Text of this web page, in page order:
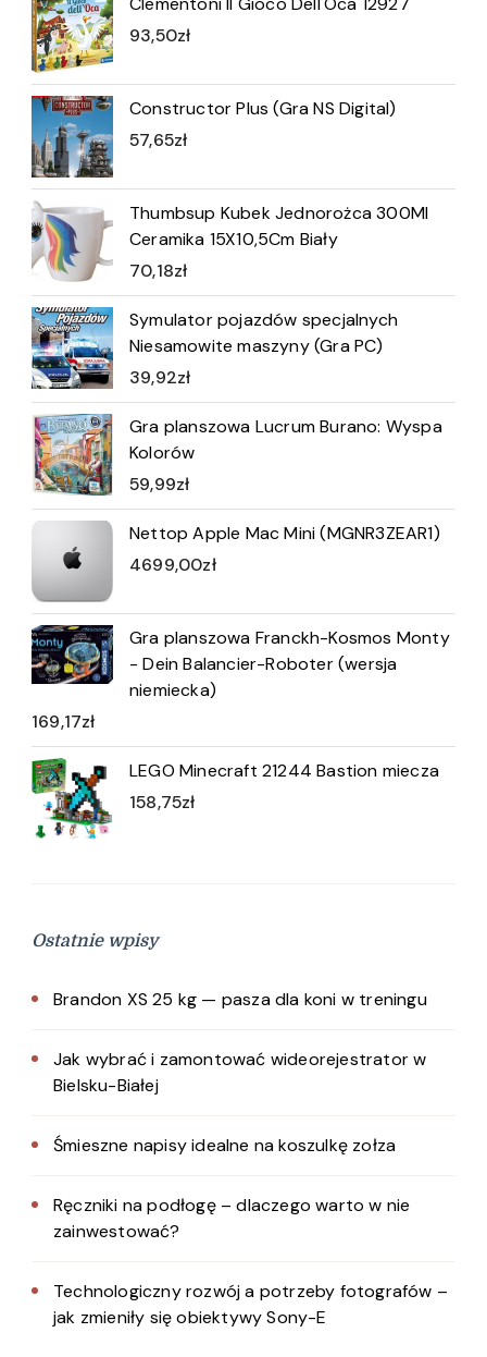
93,50zł
Constructor Plus (Gra NS Digital)
57,65zł
Thumbsup Kubek Jednorożca 300Ml
Ceramika 15X10,5Cm Biały
70,18zł
Symulator pojazdów specjalnych
Niesamowite maszyny (Gra PC)
39,92zł
Gra planszowa Lucrum Burano: Wyspa
Kolorów
59,99zł
Nettop Apple Mac Mini (MGNR3ZEAR1)
4699,00zł
Gra planszowa Franckh-Kosmos Monty
- Dein Balancier-Roboter (wersja
niemiecka)
169,17zł
LEGO Minecraft 21244 Bastion miecza
158,75zł
Ostatnie wpisy
Brandon XS 25 kg — pasza dla koni w treningu
Jak wybrać i zamontować wideorejestrator w
Bielsku-Białej
Śmieszne napisy idealne na koszulkę zołza
Ręczniki na podłogę – dlaczego warto w nie
zainwestować?
Technologiczny rozwój a potrzeby fotografów –
jak zmieniły się obiektywy Sony-E